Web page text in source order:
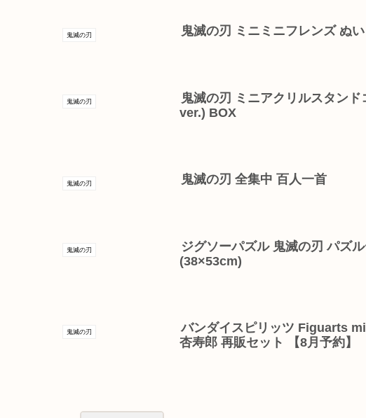
鬼滅の刃 鬼滅の刃 ミニミニフレンズ ぬ
鬼滅の刃
鬼滅の刃 ミニアクリルスタン
ver.) BOX
鬼滅の刃 鬼滅の刃 全集中 百人一首
鬼滅の刃
ジグソーパズル 鬼滅の刃 パズ
(38×53cm)
鬼滅の刃
バンダイスピリッツ Figuarts
杏寿郎 再販セット 【8月予約】